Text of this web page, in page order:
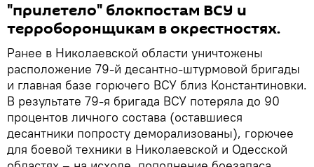
"прилетело" блокпостам ВСУ и
терроборонщикам в окрестностях.
Ранее в Николаевской области уничтожены
расположение 79-й десантно-штурмовой бригады
и главная базе горючего ВСУ близ Константиновки.
В результате 79-я бригада ВСУ потеряла до 90
процентов личного состава (оставшиеся
десантники попросту деморализованы), горючее
для боевой техники в Николаевской и Одесской